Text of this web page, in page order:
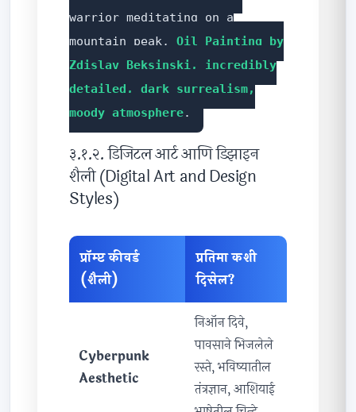
warrior meditating on a
mountain peak, Oil Painting by
Zdislav Beksinski, incredibly
detailed, dark surrealism,
moody atmosphere.
३.१.२. डिजिटल आर्ट आणि डिझाइन
शैली (Digital Art and Design
Styles)
प्रॉम्प्ट कीवर्ड
(शैली)
प्रतिमा कशी
दिसेल?
Cyberpunk
Aesthetic
निऑन दिवे,
पावसाने भिजलेले
रस्ते, भविष्यातील
तंत्रज्ञान, आशियाई